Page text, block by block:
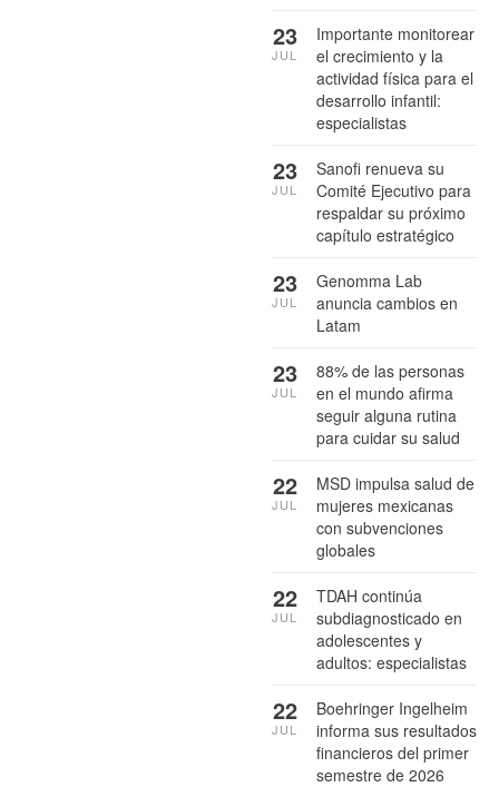
Importante monitorear
el crecimiento y la
actividad física para el
desarrollo infantil:
especialistas
23
JUL
Sanofi renueva su
Comité Ejecutivo para
respaldar su próximo
capítulo estratégico
23
JUL
Genomma Lab
anuncia cambios en
Latam
23
JUL
88% de las personas
en el mundo afirma
seguir alguna rutina
para cuidar su salud
23
JUL
MSD impulsa salud de
mujeres mexicanas
con subvenciones
globales
22
JUL
TDAH continúa
subdiagnosticado en
adolescentes y
adultos: especialistas
22
JUL
Boehringer Ingelheim
informa sus resultados
financieros del primer
semestre de 2026
22
JUL